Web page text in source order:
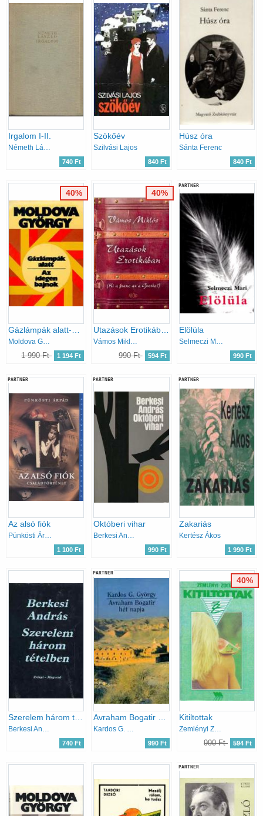
Irgalom I-II.
Németh László
740 Ft
Szökőév
Szilvási Lajos
840 Ft
Húsz óra
Sánta Ferenc
840 Ft
Moldova György
1 990 Ft 1 194 Ft
40%
Vámos Miklós
990 Ft 594 Ft
40%
PARTNER
Elölüla
Selmeczi Mari
990 Ft
PARTNER
Az alsó fiók
1 100 Ft
PARTNER
Októberi vihar
990 Ft
PARTNER
Zakariás
Kertész Ákos
1 990 Ft
Szerelem három tételben
Berkesi András
740 Ft
PARTNER
Avraham Bogatir hét napja
Kardos G. György
990 Ft
Kitiltottak
Zemlényi Zoltán
990 Ft 594 Ft
40%
PARTNER